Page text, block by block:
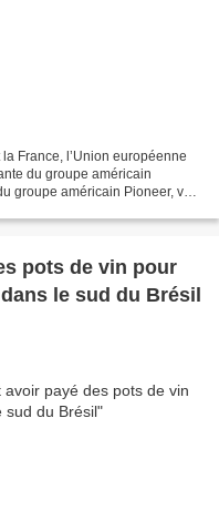
France, l’Union européenne
du groupe américain
groupe américain Pioneer, va
pots de vin pour
le sud du Brésil